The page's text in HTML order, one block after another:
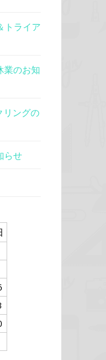
トライア
業のお知
リングの
らせ